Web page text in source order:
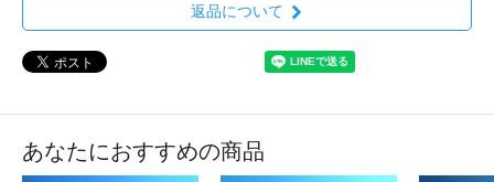
返品について
あなたにおすすめの商品